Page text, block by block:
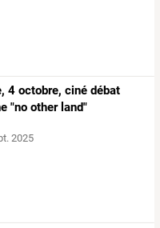
4 octobre, ciné débat
"no other land"
2025